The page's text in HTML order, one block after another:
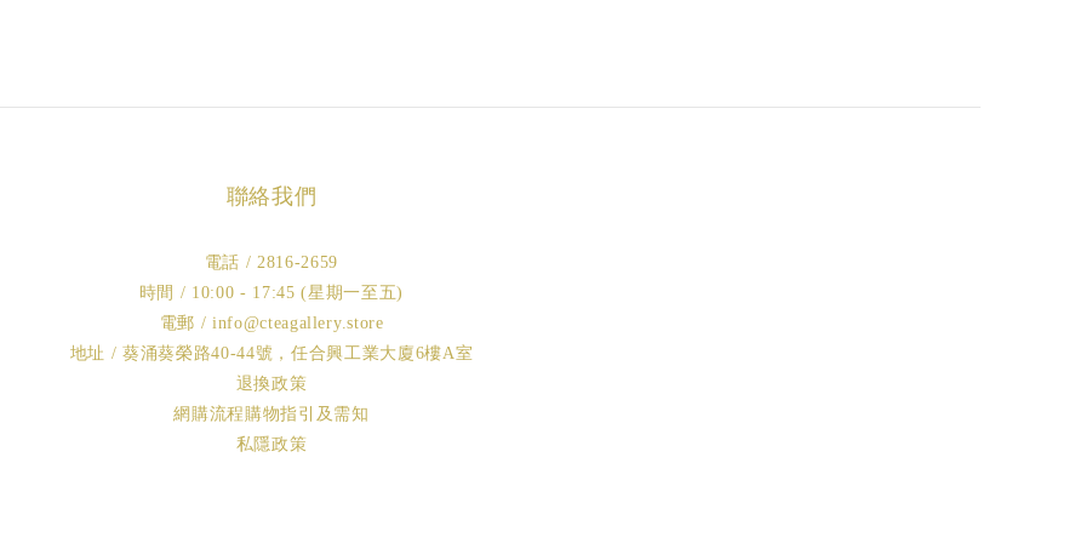
聯絡我們
電話 / 2816-2659
時間 / 10:00 - 17:45 (星期一至五)
電郵 / info@cteagallery.store
地址 / 葵涌葵榮路40-44號，任合興工業大廈6樓A室
退換政策
網購流程購物指引及需知
私隱政策